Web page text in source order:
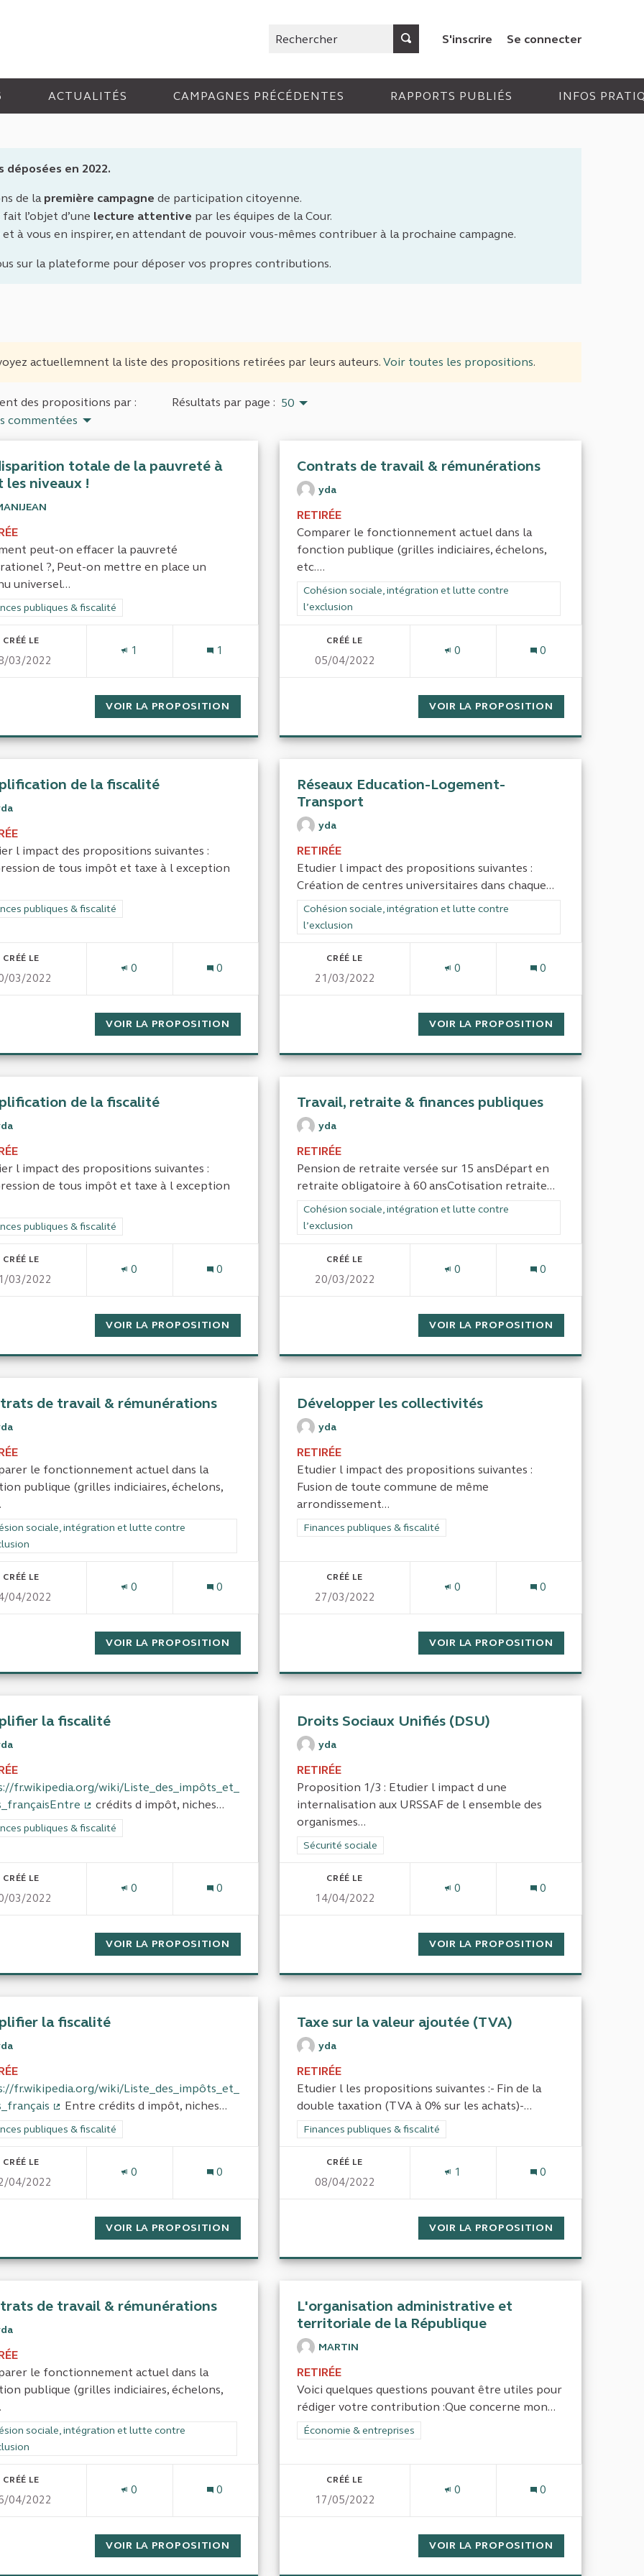
Rechercher S'inscrire Se connecter
ACTUALITÉS CAMPAGNES PRÉCÉDENTES RAPPORTS PUBLIÉS INFOS
en 2022.
de la première campagne de participation citoyenne.
l’objet d’une lecture attentive par les équipes de la Cour.
à vous en inspirer, en attendant de pouvoir vous-mêmes contribuer à la prochaine campagne.
sur la plateforme pour déposer vos propres contributions.
actuellemnent la liste des propositions retirées par leurs auteurs. Voir toutes les propositions.
des propositions par :
commentées
Résultats par page : 50
totale de la pauvreté à
les niveaux !
peut-on effacer la pauvreté
?, Peut-on mettre en place un
universel...
les résultats de la catégorie : Finances publiques & fiscalité
publiques & fiscalité
CRÉÉ LE
03/2022
1 1
VOIR LA PROPOSITION LA DISPARITION TOTALE DE LA PAUVRETÉ À TOUT LES NIVEAUX !
Contrats de travail & rémunérations
yda
RETIRÉE
Comparer le fonctionnement actuel dans la
fonction publique (grilles indiciaires, échelons,
etc....
Filtrer les résultats de la catégorie : Cohésion sociale, intégration et lutte
Cohésion sociale, intégration et lutte contre
l’exclusion
CRÉÉ LE
05/04/2022
0 0
VOIR LA PROPOSITION
de la fiscalité
l impact des propositions suivantes :
de tous impôt et taxe à l exception
les résultats de la catégorie : Finances publiques & fiscalité
publiques & fiscalité
CRÉÉ LE
03/2022
0 0
VOIR LA PROPOSITION
Réseaux Education-Logement-
Transport
yda
RETIRÉE
Etudier l impact des propositions suivantes :
Création de centres universitaires dans chaque...
Filtrer les résultats de la catégorie : Cohésion sociale, intégration et lutte
Cohésion sociale, intégration et lutte contre
l’exclusion
CRÉÉ LE
21/03/2022
0 0
VOIR LA PROPOSITION
de la fiscalité
l impact des propositions suivantes :
de tous impôt et taxe à l exception
les résultats de la catégorie : Finances publiques & fiscalité
publiques & fiscalité
CRÉÉ LE
03/2022
0 0
VOIR LA PROPOSITION
Travail, retraite & finances publiques
yda
RETIRÉE
Pension de retraite versée sur 15 ansDépart en
retraite obligatoire à 60 ansCotisation retraite...
Filtrer les résultats de la catégorie : Cohésion sociale, intégration et lutte
Cohésion sociale, intégration et lutte contre
l’exclusion
CRÉÉ LE
20/03/2022
0 0
VOIR LA PROPOSITION
de travail & rémunérations
le fonctionnement actuel dans la
publique (grilles indiciaires, échelons,
les résultats de la catégorie : Cohésion sociale, intégration et lutte contre l’exclusion
sociale, intégration et lutte contre
CRÉÉ LE
04/2022
0 0
VOIR LA PROPOSITION CONTRATS DE TRAVAIL & RÉMUNÉRATIONS
Développer les collectivités
yda
RETIRÉE
Etudier l impact des propositions suivantes :
Fusion de toute commune de même
arrondissement...
Filtrer les résultats de la catégorie : Finances publiques & fiscalité
Finances publiques & fiscalité
CRÉÉ LE
27/03/2022
0 0
VOIR LA PROPOSITION
la fiscalité
fr.wikipedia.org/wiki/Liste_des_impôts_et_
crédits d impôt, niches...
les résultats de la catégorie : Finances publiques & fiscalité
publiques & fiscalité
CRÉÉ LE
03/2022
0 0
VOIR LA PROPOSITION
Droits Sociaux Unifiés (DSU)
yda
RETIRÉE
Proposition 1/3 : Etudier l impact d une
internalisation aux URSSAF de l ensemble des
organismes...
Filtrer les résultats de la catégorie : Sécurité sociale
Sécurité sociale
CRÉÉ LE
14/04/2022
0 0
VOIR LA PROPOSITION
la fiscalité
fr.wikipedia.org/wiki/Liste_des_impôts_et_
Entre crédits d impôt, niches...
les résultats de la catégorie : Finances publiques & fiscalité
publiques & fiscalité
CRÉÉ LE
04/2022
0 0
VOIR LA PROPOSITION
Taxe sur la valeur ajoutée (TVA)
yda
RETIRÉE
Etudier l les propositions suivantes :- Fin de la
double taxation (TVA à 0% sur les achats)-...
Filtrer les résultats de la catégorie : Finances publiques & fiscalité
Finances publiques & fiscalité
CRÉÉ LE
08/04/2022
1 0
VOIR LA PROPOSITION
de travail & rémunérations
le fonctionnement actuel dans la
publique (grilles indiciaires, échelons,
les résultats de la catégorie : Cohésion sociale, intégration et lutte contre l’exclusion
sociale, intégration et lutte contre
CRÉÉ LE
04/2022
0 0
VOIR LA PROPOSITION CONTRATS DE TRAVAIL & RÉMUNÉRATIONS
L'organisation administrative et
territoriale de la République
MARTIN
RETIRÉE
Voici quelques questions pouvant être utiles pour
rédiger votre contribution :Que concerne mon...
Filtrer les résultats de la catégorie : Économie & entreprises
Économie & entreprises
CRÉÉ LE
17/05/2022
0 0
VOIR LA PROPOSITION